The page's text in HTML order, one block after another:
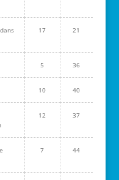
17 21
5 36
10 40
12 37
7 44